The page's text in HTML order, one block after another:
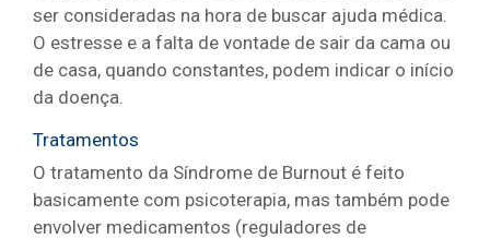
ser consideradas na hora de buscar ajuda médica.
O estresse e a falta de vontade de sair da cama ou
de casa, quando constantes, podem indicar o início
da doença.
Tratamentos
O tratamento da Síndrome de Burnout é feito
basicamente com psicoterapia, mas também pode
envolver medicamentos (reguladores de